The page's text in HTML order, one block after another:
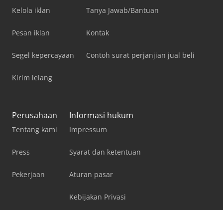
Kelola iklan
Pesan iklan
Segel kepercayaan
Kirim lelang
Tanya Jawab/Bantuan
Kontak
Contoh surat perjanjian jual beli
Perusahaan
Tentang kami
Press
Pekerjaan
Informasi hukum
Impressum
Syarat dan ketentuan
Aturan pasar
Kebijakan Privasi